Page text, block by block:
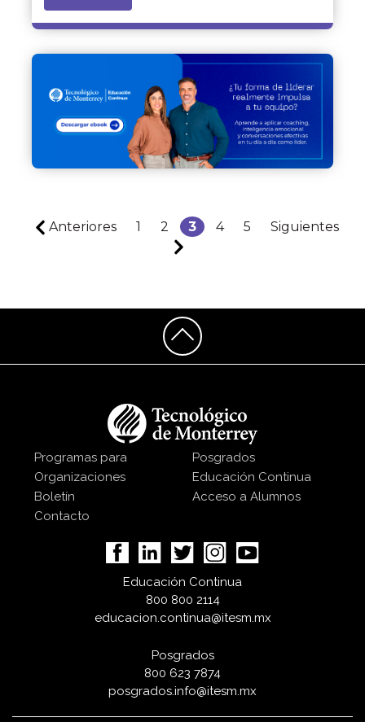
Anteriores 1 2 3 4 5 Siguientes
Programas para
Organizaciones
Boletín
Contacto
Posgrados
Educación Continua
Acceso a Alumnos
Educación Continua
800 800 2114
educacion.continua@itesm.mx
Posgrados
800 623 7874
posgrados.info@itesm.mx